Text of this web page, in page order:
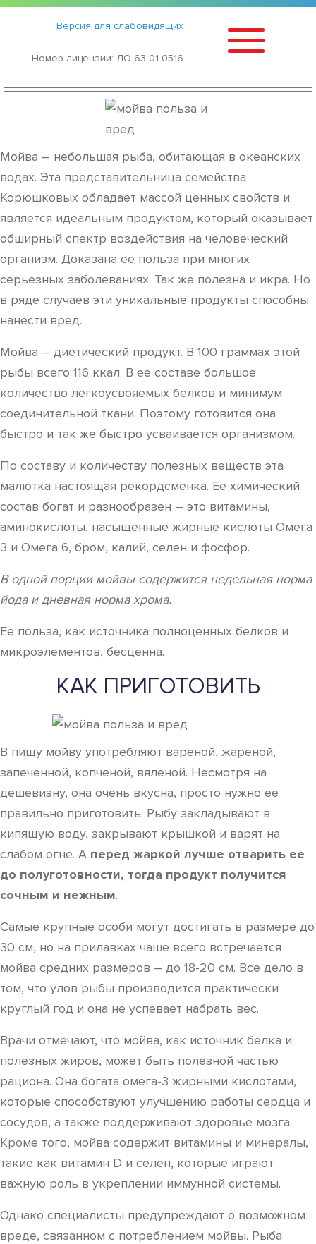
Версия для слабовидящих
Номер лицензии: ЛО-63-01-0516
Статьи ›
ПОЛЬЗА И ВРЕД МОЙВЫ
Мойва – небольшая рыба, обитающая в океанских
водах. Эта представительница семейства
Корюшковых обладает массой ценных свойств и
является идеальным продуктом, который оказывает
обширный спектр воздействия на человеческий
организм. Доказана ее польза при многих
серьезных заболеваниях. Так же полезна и икра. Но
в ряде случаев эти уникальные продукты способны
нанести вред.
Мойва – диетический продукт. В 100 граммах этой
рыбы всего 116 ккал. В ее составе большое
количество легкоусвояемых белков и минимум
соединительной ткани. Поэтому готовится она
быстро и так же быстро усваивается организмом.
По составу и количеству полезных веществ эта
малютка настоящая рекордсменка. Ее химический
состав богат и разнообразен – это витамины,
аминокислоты, насыщенные жирные кислоты Омега
3 и Омега 6, бром, калий, селен и фосфор.
В одной порции мойвы содержится недельная норма
йода и дневная норма хрома.
Ее польза, как источника полноценных белков и
микроэлементов, бесценна.
КАК ПРИГОТОВИТЬ
В пищу мойву употребляют вареной, жареной,
запеченной, копченой, вяленой. Несмотря на
дешевизну, она очень вкусна, просто нужно ее
правильно приготовить. Рыбу закладывают в
кипящую воду, закрывают крышкой и варят на
слабом огне. А перед жаркой лучше отварить ее
до полуготовности, тогда продукт получится
сочным и нежным.
Самые крупные особи могут достигать в размере до
30 см, но на прилавках чаше всего встречается
мойва средних размеров – до 18-20 см. Все дело в
том, что улов рыбы производится практически
круглый год и она не успевает набрать вес.
Врачи отмечают, что мойва, как источник белка и
полезных жиров, может быть полезной частью
рациона. Она богата омега-3 жирными кислотами,
которые способствуют улучшению работы сердца и
сосудов, а также поддерживают здоровье мозга.
Кроме того, мойва содержит витамины и минералы,
такие как витамин D и селен, которые играют
важную роль в укреплении иммунной системы.
Однако специалисты предупреждают о возможном
вреде, связанном с потреблением мойвы. Рыба